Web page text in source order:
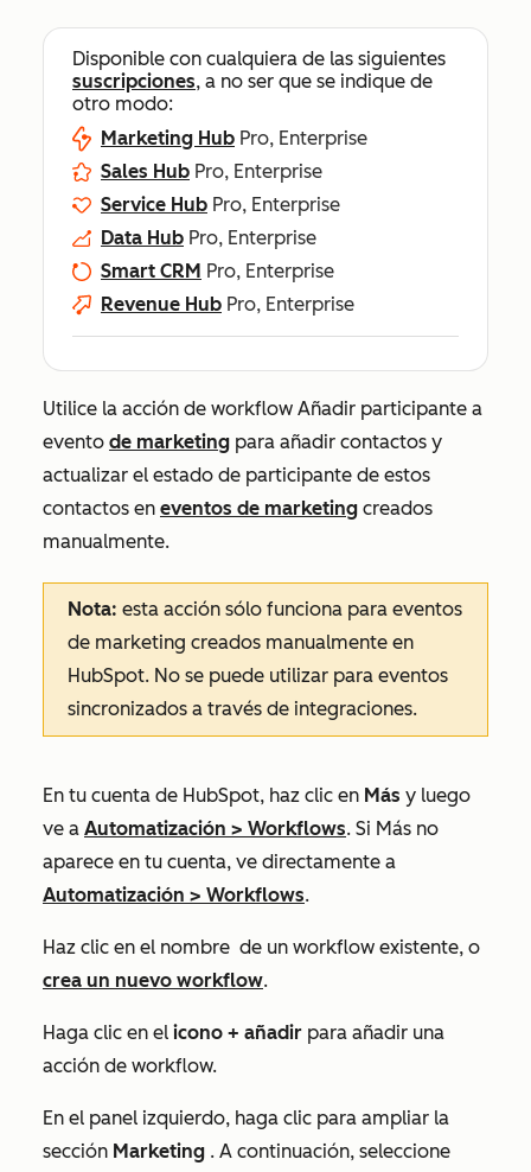
Disponible con cualquiera de las siguientes
suscripciones, a no ser que se indique de
otro modo:
Marketing Hub Pro, Enterprise
Sales Hub Pro, Enterprise
Service Hub Pro, Enterprise
Data Hub Pro, Enterprise
Smart CRM Pro, Enterprise
Revenue Hub Pro, Enterprise
Utilice la acción de workflow Añadir participante a
evento de marketing para añadir contactos y
actualizar el estado de participante de estos
contactos en eventos de marketing creados
manualmente.
Nota: esta acción sólo funciona para eventos
de marketing creados manualmente en
HubSpot. No se puede utilizar para eventos
sincronizados a través de integraciones.
En tu cuenta de HubSpot, haz clic en Más y luego
ve a Automatización > Workflows. Si Más no
aparece en tu cuenta, ve directamente a
Automatización > Workflows.
Haz clic en el nombre de un workflow existente, o
crea un nuevo workflow.
Haga clic en el icono + añadir para añadir una
acción de workflow.
En el panel izquierdo, haga clic para ampliar la
sección Marketing . A continuación, seleccione